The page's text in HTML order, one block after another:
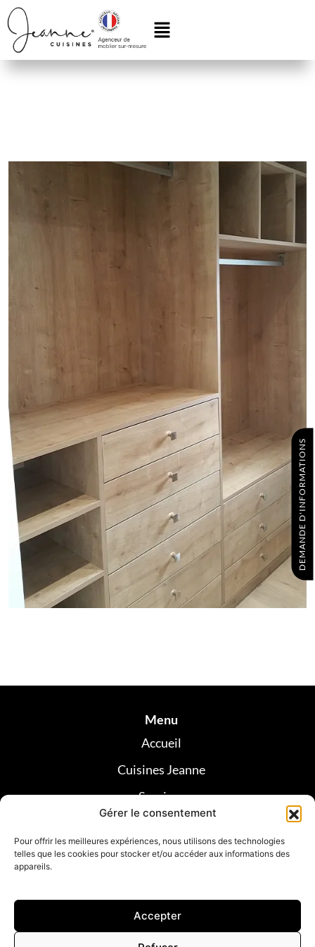
Gérer le consentement
Pour offrir les meilleures expériences, nous utilisons des technologies
telles que les cookies pour stocker et/ou accéder aux informations des
appareils.
Accepter
Menu
Accueil
Cuisines Jeanne
Services
Avis clients
DEMANDE D'INFORMATIONS